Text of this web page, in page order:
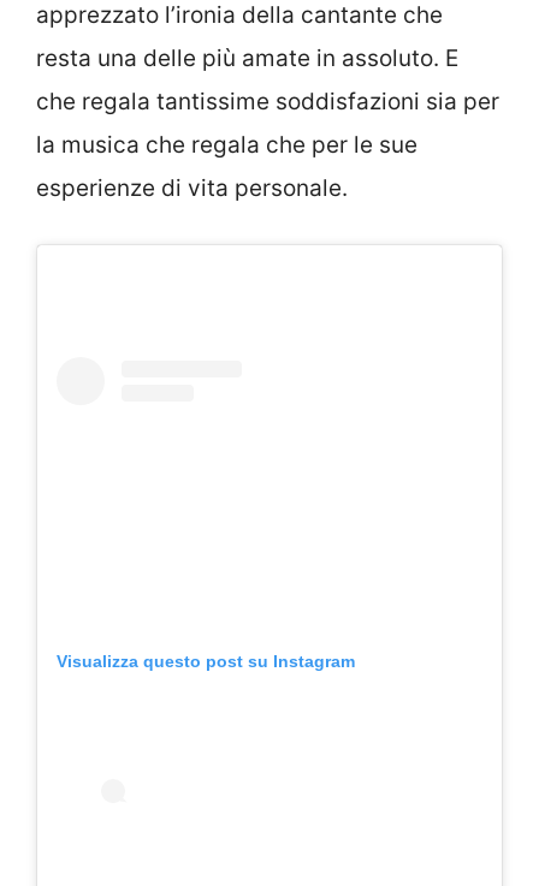
apprezzato l’ironia della cantante che
resta una delle più amate in assoluto. E
che regala tantissime soddisfazioni sia per
la musica che regala che per le sue
esperienze di vita personale.
Visualizza questo post su Instagram